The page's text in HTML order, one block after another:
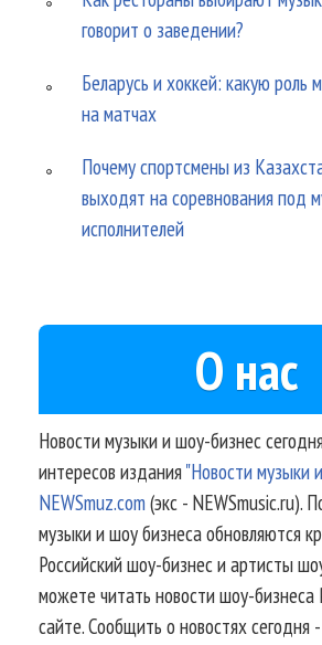
говорит о заведении?
Беларусь и хоккей: какую роль
на матчах
Почему спортсмены из
выходят на соревнования под
исполнителей
О нас
Новости музыки и шоу-бизнес
интересов издания"Новости музыки
NEWSmuz.com(экс - NEWSmusic.ru).
музыки и шоу бизнеса обновляются
Российский шоу-бизнес и артисты
можете читать новости шоу-бизнеса
сайте. Сообщить о новостях сегодня